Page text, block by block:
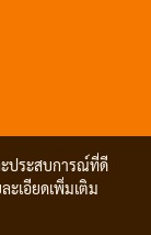
ะประสบการณ์ที่ดี
ะเอียดเพิ่มเติม